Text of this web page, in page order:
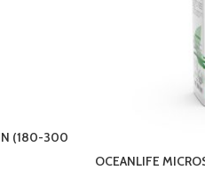
(180-300
OCEANLIFE